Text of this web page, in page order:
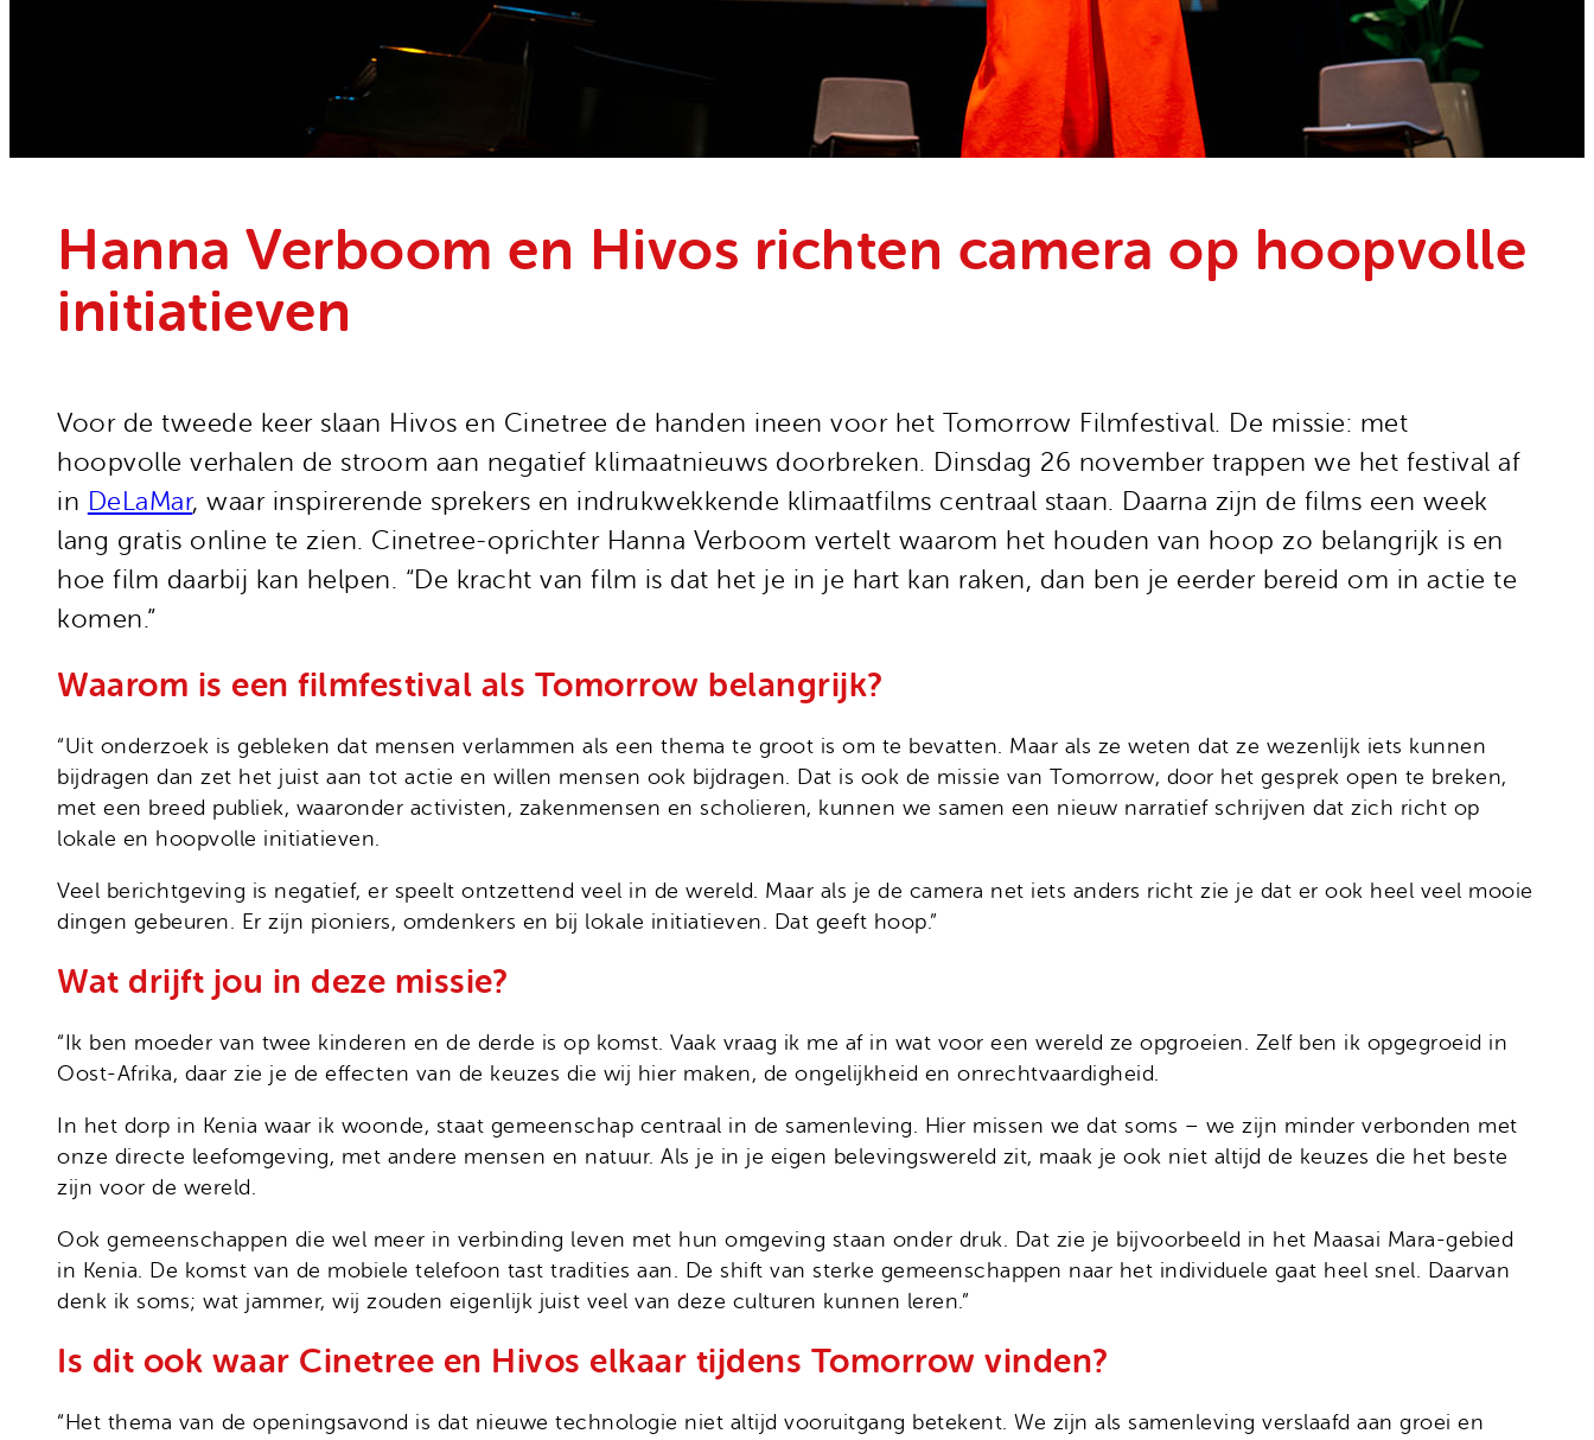
Hanna Verboom en Hivos richten camera op hoopvolle
initiatieven
Voor de tweede keer slaan Hivos en Cinetree de handen ineen voor het Tomorrow Filmfestival. De missie: met
hoopvolle verhalen de stroom aan negatief klimaatnieuws doorbreken. Dinsdag 26 november trappen we het festival af
in DeLaMar, waar inspirerende sprekers en indrukwekkende klimaatfilms centraal staan. Daarna zijn de films een week
lang gratis online te zien. Cinetree-oprichter Hanna Verboom vertelt waarom het houden van hoop zo belangrijk is en
hoe film daarbij kan helpen. “De kracht van film is dat het je in je hart kan raken, dan ben je eerder bereid om in actie te
komen.”
Waarom is een filmfestival als Tomorrow belangrijk?
“Uit onderzoek is gebleken dat mensen verlammen als een thema te groot is om te bevatten. Maar als ze weten dat ze wezenlijk iets kunnen
bijdragen dan zet het juist aan tot actie en willen mensen ook bijdragen. Dat is ook de missie van Tomorrow, door het gesprek open te breken,
met een breed publiek, waaronder activisten, zakenmensen en scholieren, kunnen we samen een nieuw narratief schrijven dat zich richt op
lokale en hoopvolle initiatieven.
Veel berichtgeving is negatief, er speelt ontzettend veel in de wereld. Maar als je de camera net iets anders richt zie je dat er ook heel veel mooie
dingen gebeuren. Er zijn pioniers, omdenkers en bij lokale initiatieven. Dat geeft hoop.”
Wat drijft jou in deze missie?
“Ik ben moeder van twee kinderen en de derde is op komst. Vaak vraag ik me af in wat voor een wereld ze opgroeien. Zelf ben ik opgegroeid in
Oost-Afrika, daar zie je de effecten van de keuzes die wij hier maken, de ongelijkheid en onrechtvaardigheid.
In het dorp in Kenia waar ik woonde, staat gemeenschap centraal in de samenleving. Hier missen we dat soms – we zijn minder verbonden met
onze directe leefomgeving, met andere mensen en natuur. Als je in je eigen belevingswereld zit, maak je ook niet altijd de keuzes die het beste
zijn voor de wereld.
Ook gemeenschappen die wel meer in verbinding leven met hun omgeving staan onder druk. Dat zie je bijvoorbeeld in het Maasai Mara-gebied
in Kenia. De komst van de mobiele telefoon tast tradities aan. De shift van sterke gemeenschappen naar het individuele gaat heel snel. Daarvan
denk ik soms; wat jammer, wij zouden eigenlijk juist veel van deze culturen kunnen leren.”
Is dit ook waar Cinetree en Hivos elkaar tijdens Tomorrow vinden?
“Het thema van de openingsavond is dat nieuwe technologie niet altijd vooruitgang betekent. We zijn als samenleving verslaafd aan groei en